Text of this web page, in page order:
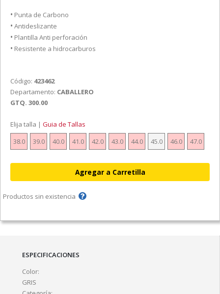
• Punta de Carbono
• Antideslizante
• Plantilla Anti perforación
• Resistente a hidrocarburos
Código: 423462
Departamento: CABALLERO
GTQ. 300.00
Elija talla | Guia de Tallas
38.0
39.0 40.0 41.0 42.0 43.0 44.0 45.0 46.0 47.0
Productos sin existencia
ESPECIFICACIONES
Color:
GRIS